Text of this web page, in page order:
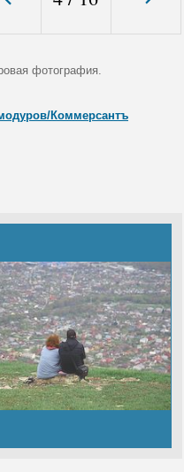
фотография.
Коммерсантъ